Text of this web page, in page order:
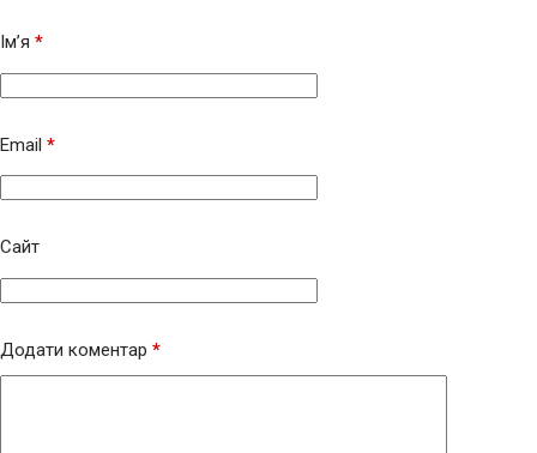
Ім’я *
Email *
Сайт
Додати коментар *